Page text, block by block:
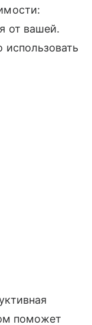
от вашей.
использовать
поможет